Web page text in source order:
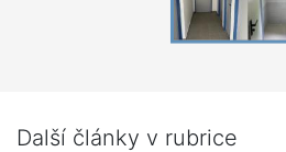
Další články v rubrice